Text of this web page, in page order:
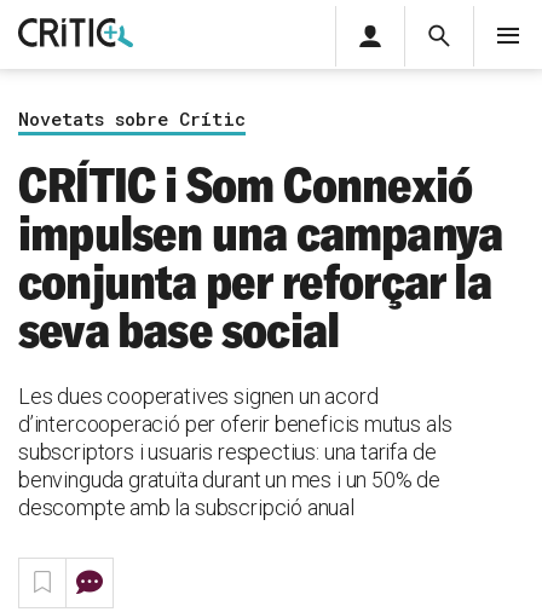
Cerca
privada
Inicia sessió
Novetats sobre Crític
CRÍTIC i Som Connexió
impulsen una campanya
conjunta per reforçar la
seva base social
Les dues cooperatives signen un acord
d’intercooperació per oferir beneficis mutus als
subscriptors i usuaris respectius: una tarifa de
benvinguda gratuïta durant un mes i un 50% de
descompte amb la subscripció anual